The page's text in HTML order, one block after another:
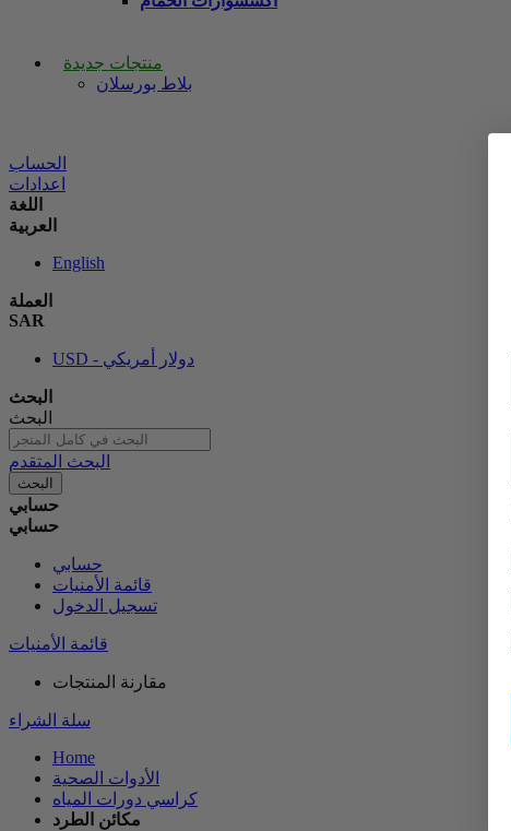
منتجات جديدة
بلاط بورسلان
الحساب
اعدادات
اللغة
العربية
English
العملة
SAR
USD - دولار أمريكي
البحث
البحث
البحث المتقدم
البحث
حسابي
حسابي
حسابي
قائمة الأمنيات
تسجيل الدخول
قائمة الأمنيات
مقارنة المنتجات
سلة الشراء
Home
الأدوات الصحية
كراسي دورات المياه
مكائن الطرد